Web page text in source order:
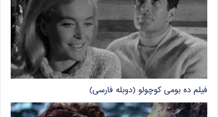
فیلم ده بومی کوچولو (دوبله فارسی)